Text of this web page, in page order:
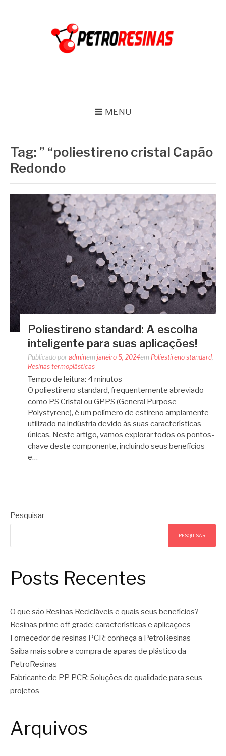
MENU
Tag: ” “poliestireno cristal Capão
Redondo
Poliestireno standard: A escolha
inteligente para suas aplicações!
Publicado por adminem janeiro 5, 2024em Poliestireno standard
Resinas termoplásticas
Tempo de leitura: 4 minutos
O poliestireno standard, frequentemente abreviado
como PS Cristal ou GPPS (General Purpose
Polystyrene), é um polímero de estireno amplamente
utilizado na indústria devido às suas características
únicas. Neste artigo, vamos explorar todos os pontos-
chave deste componente, incluindo seus benefícios
e…
Pesquisar
PESQUISAR
Posts Recentes
O que são Resinas Recicláveis e quais seus benefícios?
Resinas prime off grade: características e aplicações
Fornecedor de resinas PCR: conheça a PetroResinas
Saiba mais sobre a compra de aparas de plástico da
PetroResinas
Fabricante de PP PCR: Soluções de qualidade para seus
projetos
Arquivos